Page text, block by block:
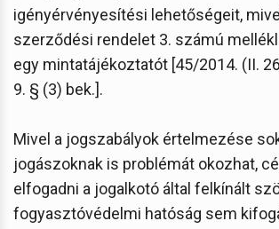
igényérvényesítési lehetőségeit,
szerződési rendelet 3. számú
egy mintatájékoztatót [45/2014. (II.
9. § (3) bek.].
Mivel a jogszabályok értelmezése
jogászoknak is problémát okozhat,
elfogadni a jogalkotó által felkínált
fogyasztóvédelmi hatóság sem